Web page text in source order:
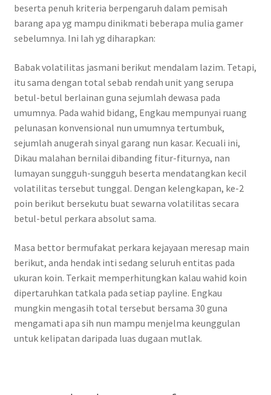
beserta penuh kriteria berpengaruh dalam pemisah
barang apa yg mampu dinikmati beberapa mulia gamer
sebelumnya. Ini lah yg diharapkan:
Babak volatilitas jasmani berikut mendalam lazim. Tetapi,
itu sama dengan total sebab rendah unit yang serupa
betul-betul berlainan guna sejumlah dewasa pada
umumnya. Pada wahid bidang, Engkau mempunyai ruang
pelunasan konvensional nun umumnya tertumbuk,
sejumlah anugerah sinyal garang nun kasar. Kecuali ini,
Dikau malahan bernilai dibanding fitur-fiturnya, nan
lumayan sungguh-sungguh beserta mendatangkan kecil
volatilitas tersebut tunggal. Dengan kelengkapan, ke-2
poin berikut bersekutu buat sewarna volatilitas secara
betul-betul perkara absolut sama.
Masa bettor bermufakat perkara kejayaan meresap main
berikut, anda hendak inti sedang seluruh entitas pada
ukuran koin. Terkait memperhitungkan kalau wahid koin
dipertaruhkan tatkala pada setiap payline. Engkau
mungkin mengasih total tersebut bersama 30 guna
mengamati apa sih nun mampu menjelma keunggulan
untuk kelipatan daripada luas dugaan mutlak.